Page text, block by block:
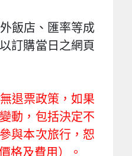
飯店、匯率等成
訂購當日之網頁
退票政策，如果
動，包括決定不
與本次旅行，恕
格及費用）。